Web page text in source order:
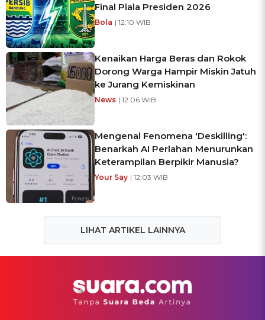
Final Piala Presiden 2026
Bola | 12:10 WIB
Kenaikan Harga Beras dan Rokok
Dorong Warga Hampir Miskin Jatuh
ke Jurang Kemiskinan
News | 12:06 WIB
Mengenal Fenomena 'Deskilling':
Benarkah AI Perlahan Menurunkan
Keterampilan Berpikir Manusia?
Your Say | 12:03 WIB
LIHAT ARTIKEL LAINNYA